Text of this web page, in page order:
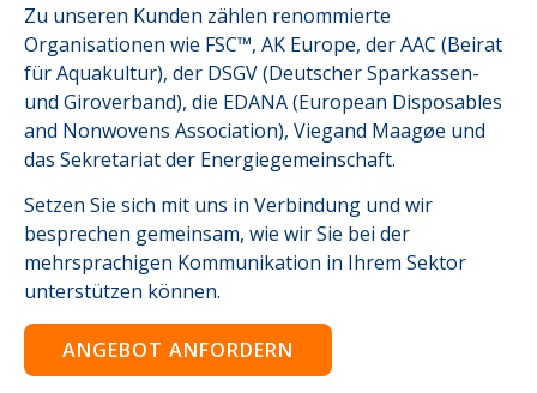
Zu unseren Kunden zählen renommierte
Organisationen wie FSC™, AK Europe, der AAC (Beirat
für Aquakultur), der DSGV (Deutscher Sparkassen-
und Giroverband), die EDANA (European Disposables
and Nonwovens Association), Viegand Maagøe und
das Sekretariat der Energiegemeinschaft.
Setzen Sie sich mit uns in Verbindung und wir
besprechen gemeinsam, wie wir Sie bei der
mehrsprachigen Kommunikation in Ihrem Sektor
unterstützen können.
ANGEBOT ANFORDERN